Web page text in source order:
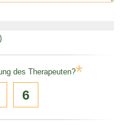
des Therapeuten?*
6